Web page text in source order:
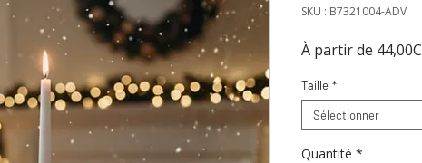
SKU : B7321004-ADV
À partir de
Taille *
Sélectionner
Quantité *